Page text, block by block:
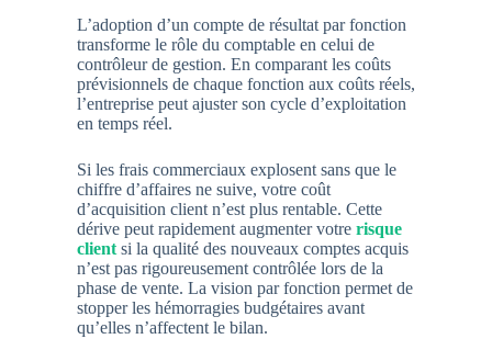
L’adoption d’un compte de résultat par fonction
transforme le rôle du comptable en celui de
contrôleur de gestion. En comparant les coûts
prévisionnels de chaque fonction aux coûts réels,
l’entreprise peut ajuster son cycle d’exploitation
en temps réel.
Si les frais commerciaux explosent sans que le
chiffre d’affaires ne suive, votre coût
d’acquisition client n’est plus rentable. Cette
dérive peut rapidement augmenter votre risque
client si la qualité des nouveaux comptes acquis
n’est pas rigoureusement contrôlée lors de la
phase de vente. La vision par fonction permet de
stopper les hémorragies budgétaires avant
qu’elles n’affectent le bilan.